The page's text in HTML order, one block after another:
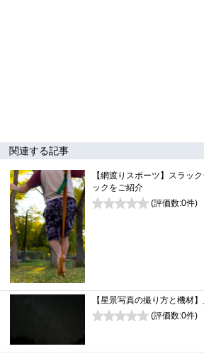
関連する記事
【網渡りスポーツ】スラッ
ックをご紹介
(評価数:0件)
【星景写真の撮り方と機材
(評価数:0件)